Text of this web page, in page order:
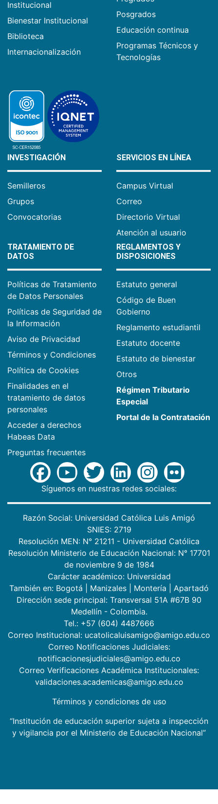
Institucional
Bienestar Institucional
Biblioteca
Internacionalización
Posgrados
Educación continua
Programas Técnicos y
Tecnologías
INVESTIGACIÓN
Semilleros
Grupos
Convocatorias
SERVICIOS EN LÍNEA
Campus Virtual
Correo
Directorio Virtual
Atención al usuario
TRATAMIENTO DE
DATOS
Políticas de Tratamiento
de Datos Personales
Políticas de Seguridad de
la Información
Aviso de Privacidad
Términos y Condiciones
Política de Cookies
Finalidades en el
tratamiento de datos
personales
Acceder a derechos
Habeas Data
Preguntas frecuentes
REGLAMENTOS Y
DISPOSICIONES
Estatuto general
Código de Buen
Gobierno
Reglamento estudiantil
Estatuto docente
Estatuto de bienestar
Otros
Régimen Tributario
Especial
Portal de la Contratación
Síguenos en nuestras redes sociales:
Razón Social: Universidad Católica Luis Amigó
SNIES: 2719
Resolución MEN: N° 21211 - Universidad Católica
Resolución Ministerio de Educación Nacional: N° 17701
de noviembre 9 de 1984
Carácter académico: Universidad
También en: Bogotá Manizales Montería
Apartadó
Dirección sede principal: Transversal 51A #67B 90
Medellín - Colombia.
Tel.: +57 (604) 4487666
Correo Institucional: ucatolicaluisamigo@amigo.edu.co
Correo Notificaciones Judiciales:
notificacionesjudiciales@amigo.edu.co
Correo Verificaciones Académica Institucionales:
validaciones.academicas@amigo.edu.co
Términos y condiciones de uso
“Institución de educación superior sujeta a inspección
y vigilancia por el Ministerio de Educación Nacional”